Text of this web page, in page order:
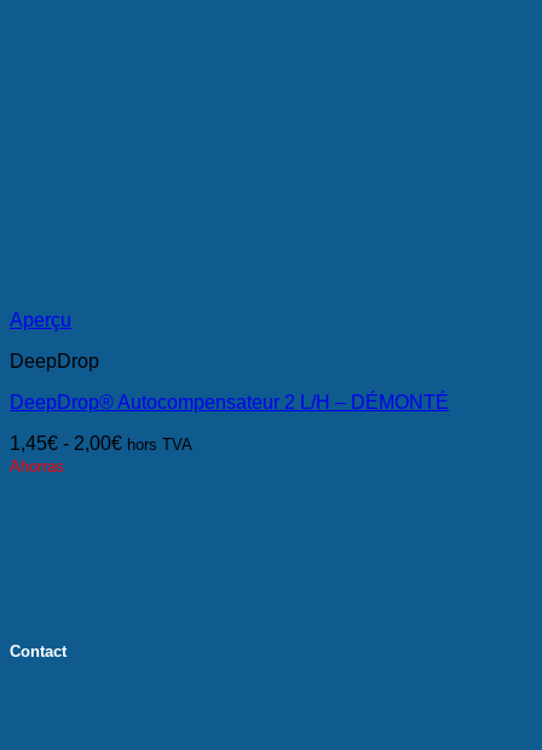
Aperçu
DeepDrop
DeepDrop® Autocompensateur 2 L/H – DÉMONTÉ
1,45€ - 2,00€ hors TVA
Ahorras
Contact